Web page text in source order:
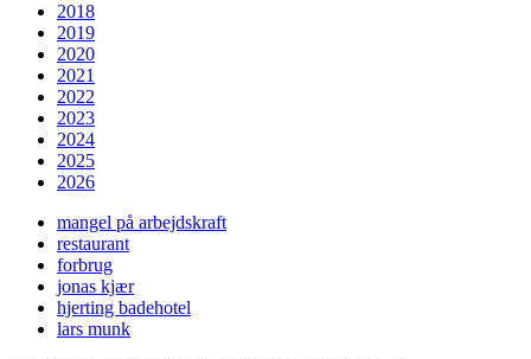
2018
2019
2020
2021
2022
2023
2024
2025
2026
mangel på arbejdskraft
restaurant
forbrug
jonas kjær
hjerting badehotel
lars munk